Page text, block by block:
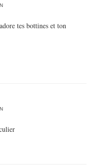
tes bottines et ton